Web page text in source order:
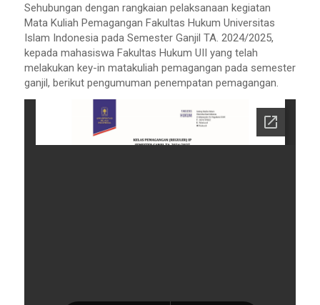
Sehubungan dengan rangkaian pelaksanaan kegiatan
Mata Kuliah Pemagangan Fakultas Hukum Universitas
Islam Indonesia pada Semester Ganjil TA. 2024/2025,
kepada mahasiswa Fakultas Hukum UII yang telah
melakukan key-in matakuliah pemagangan pada semester
ganjil, berikut pengumuman penempatan pemagangan.